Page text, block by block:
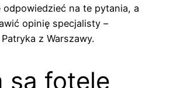
odpowiedzieć na te pytania, a
opinię specjalisty –
z Warszawy.
są fotele